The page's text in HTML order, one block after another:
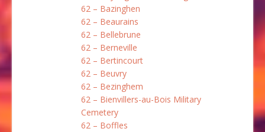
62 – Bazinghen
62 – Beaurains
62 – Bellebrune
62 – Berneville
62 – Bertincourt
62 – Beuvry
62 – Bezinghem
62 – Bienvillers-au-Bois Military
Cemetery
62 – Boffles